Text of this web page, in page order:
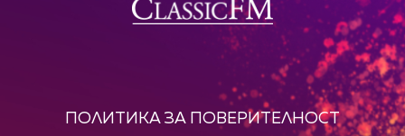
ПОЛИТИКА ЗА ПОВЕРИТЕЛНОСТ